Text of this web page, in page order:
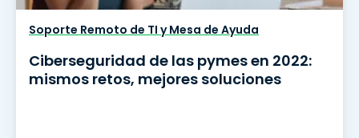
Soporte Remoto de TI y Mesa de Ayuda
Ciberseguridad de las pymes en 2022:
mismos retos, mejores soluciones